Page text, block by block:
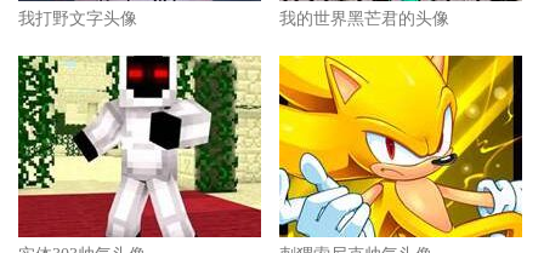
我打野文字头像 我的世界黑芒君的头像